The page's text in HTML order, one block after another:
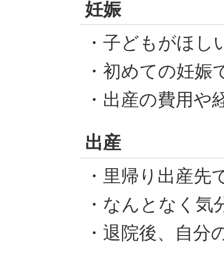
妊娠
・子どもがほ
・初めての妊
・出産の費用や
出産
・里帰り出産
・なんとなく気
・退院後、自分